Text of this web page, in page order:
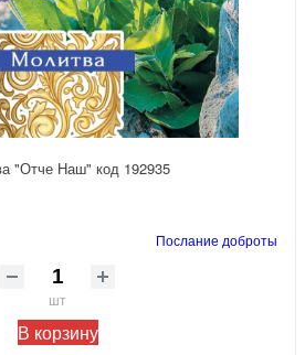
"Отче Наш" код 192935
Послание доброты
шт
В корзину